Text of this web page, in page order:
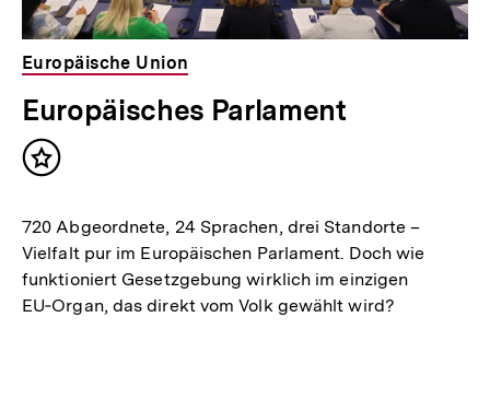
Europäische Union
Europäisches Parlament
Inhalt
720 Abgeordnete, 24 Sprachen, drei Standorte –
Vielfalt pur im Europäischen Parlament. Doch wie
funktioniert Gesetzgebung wirklich im einzigen
EU‑Organ, das direkt vom Volk gewählt wird?